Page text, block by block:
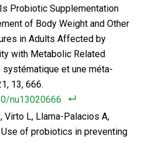
Probiotic Supplementation
of Body Weight and Other
in Adults Affected by
with Metabolic Related
systématique et une méta-
13, 666.
nu13020666
Virto L, Llama-Palacios A,
of probiotics in preventing